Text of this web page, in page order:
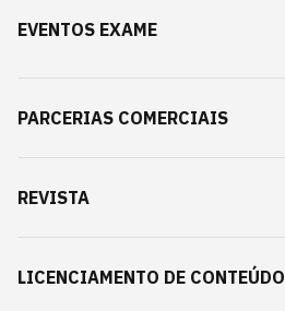
EVENTOS EXAME
PARCERIAS COMERCIAIS
REVISTA
LICENCIAMENTO DE CONTEÚDO